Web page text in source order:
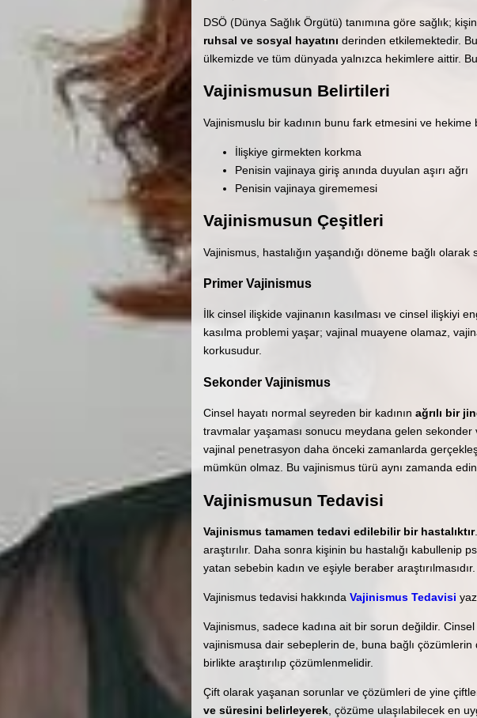
DSÖ (Dünya Sağlık Örgütü) tanımına göre sağlık;
ruhsal ve sosyal hayatını derinden etkilemektedir.
ülkemizde ve tüm dünyada yalnızca hekimlere aittir.
Vajinismusun Belirtileri
Vajinismuslu bir kadının bunu fark etmesini ve
İlişkiye girmekten korkma
Penisin vajinaya giriş anında duyulan aşırı ağrı
Penisin vajinaya girememesi
Vajinismusun Çeşitleri
Vajinismus, hastalığın yaşandığı döneme bağlı olarak
Primer Vajinismus
İlk cinsel ilişkide vajinanın kasılması ve cinsel ilişkiyi
kasılma problemi yaşar; vajinal muayene olamaz,
korkusudur.
Sekonder Vajinismus
Cinsel hayatı normal seyreden bir kadının ağrılı bir
travmalar yaşaması sonucu meydana gelen
vajinal penetrasyon daha önceki zamanlarda
mümkün olmaz. Bu vajinismus türü aynı zamanda
Vajinismusun Tedavisi
Vajinismus tamamen tedavi edilebilir bir hastalıktır
araştırılır. Daha sonra kişinin bu hastalığı kabullenip
yatan sebebin kadın ve eşiyle beraber araştırılmasıdır.
Vajinismus tedavisi hakkında Vajinismus Tedavisi
Vajinismus, sadece kadına ait bir sorun değildir.
vajinismusa dair sebeplerin de, buna bağlı
birlikte araştırılıp çözümlenmelidir.
Çift olarak yaşanan sorunlar ve çözümleri de yine
ve süresini belirleyerek, çözüme ulaşılabilecek en